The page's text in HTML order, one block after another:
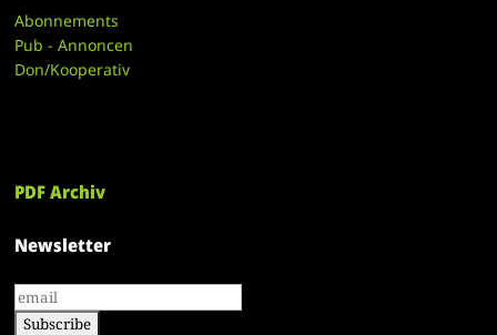
Abonnements
Pub - Annoncen
Don/Kooperativ
PDF Archiv
Newsletter